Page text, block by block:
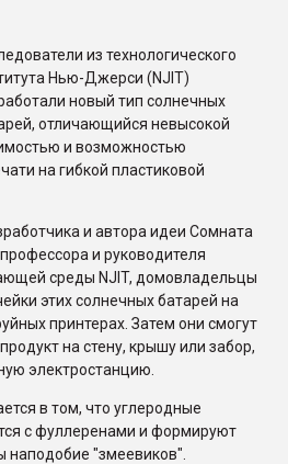
ПЕРЕЙТИ НА
из технологического
Нью-Джерси (NJIT)
новый тип солнечных
отличающийся невысокой
и возможностью
на гибкой пластиковой
и автора идеи Сомната
и руководителя
среды NJIT, домовладельцы
этих солнечных батарей на
принтерах. Затем они смогут
на стену, крышу или забор,
электростанцию.
в том, что углеродные
с фуллеренами и формируют
наподобие "змеевиков".